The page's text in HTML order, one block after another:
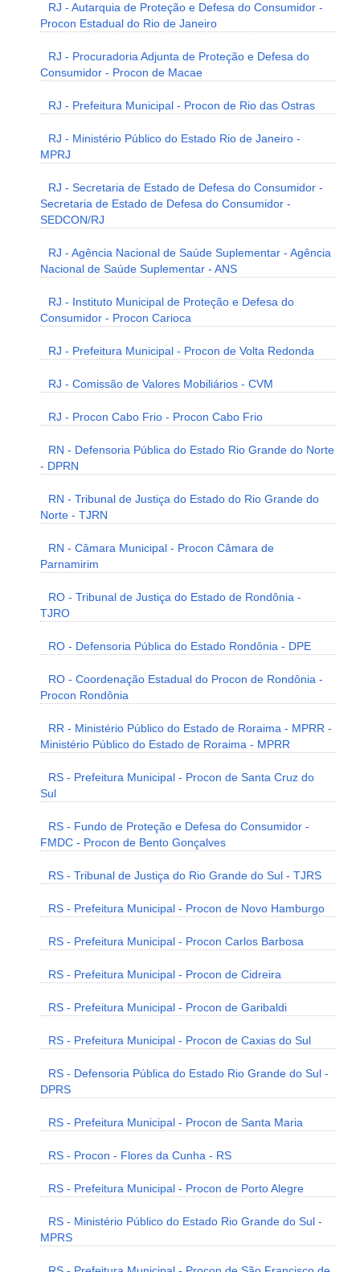
RJ - Autarquia de Proteção e Defesa do Consumidor -
Procon Estadual do Rio de Janeiro
RJ - Procuradoria Adjunta de Proteção e Defesa do
Consumidor - Procon de Macae
RJ - Prefeitura Municipal - Procon de Rio das Ostras
RJ - Ministério Público do Estado Rio de Janeiro -
MPRJ
RJ - Secretaria de Estado de Defesa do Consumidor -
Secretaria de Estado de Defesa do Consumidor -
SEDCON/RJ
RJ - Agência Nacional de Saúde Suplementar - Agência
Nacional de Saúde Suplementar - ANS
RJ - Instituto Municipal de Proteção e Defesa do
Consumidor - Procon Carioca
RJ - Prefeitura Municipal - Procon de Volta Redonda
RJ - Comissão de Valores Mobiliários - CVM
RJ - Procon Cabo Frio - Procon Cabo Frio
RN - Defensoria Pública do Estado Rio Grande do Norte
- DPRN
RN - Tribunal de Justiça do Estado do Rio Grande do
Norte - TJRN
RN - Câmara Municipal - Procon Câmara de
Parnamirim
RO - Tribunal de Justiça do Estado de Rondônia -
TJRO
RO - Defensoria Pública do Estado Rondônia - DPE
RO - Coordenação Estadual do Procon de Rondônia -
Procon Rondônia
RR - Ministério Público do Estado de Roraima - MPRR -
Ministério Público do Estado de Roraima - MPRR
RS - Prefeitura Municipal - Procon de Santa Cruz do
Sul
RS - Fundo de Proteção e Defesa do Consumidor -
FMDC - Procon de Bento Gonçalves
RS - Tribunal de Justiça do Rio Grande do Sul - TJRS
RS - Prefeitura Municipal - Procon de Novo Hamburgo
RS - Prefeitura Municipal - Procon Carlos Barbosa
RS - Prefeitura Municipal - Procon de Cidreira
RS - Prefeitura Municipal - Procon de Garibaldi
RS - Prefeitura Municipal - Procon de Caxias do Sul
RS - Defensoria Pública do Estado Rio Grande do Sul -
DPRS
RS - Prefeitura Municipal - Procon de Santa Maria
RS - Procon - Flores da Cunha - RS
RS - Prefeitura Municipal - Procon de Porto Alegre
RS - Ministério Público do Estado Rio Grande do Sul -
MPRS